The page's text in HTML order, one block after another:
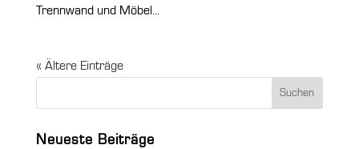
Trennwand und Möbel...
« Ältere Einträge
Neueste Beiträge